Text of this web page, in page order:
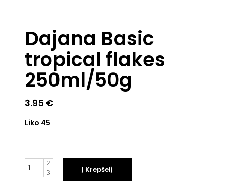
Dajana Basic
tropical flakes
250ml/50g
3.95 €
Liko 45
Kiekis
Į Krepšelį